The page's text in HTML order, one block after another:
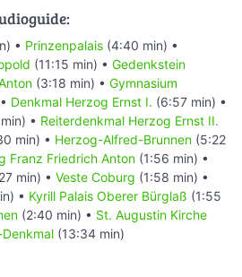
• Prinzenpalais (4:40 min) •
(11:15 min) • Gedenkstein
(3:18 min) • Gymnasium
Denkmal Herzog Ernst I. (6:57 min) •
• Reiterdenkmal Herzog Ernst II.
min) • Herzog-Alfred-Brunnen (5:22
Franz Friedrich Anton (1:56 min) •
min) • Veste Coburg (1:58 min) •
• Kyrill Palais Oberer Bürglaß (1:55
(2:40 min) • St. Augustin Kirche
(13:34 min)